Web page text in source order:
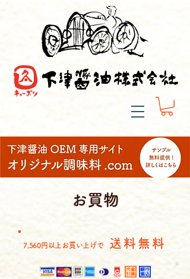
​お買物
7,560円以上お買い上げで 送料無料